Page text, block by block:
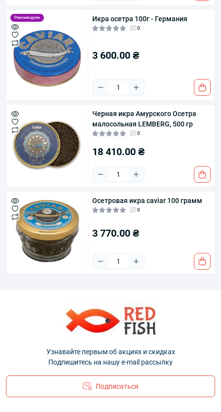
Рекомендуем Икра осетра 100г - Германия
0
3 600.00 ₴
Черная икра Амурского Осетра
малосольная LEMBERG, 500 гр
0
18 410.00 ₴
Осетровая икра caviar 100 грамм
0
3 770.00 ₴
Узнавайте первым об акциях и скидках
Подпишитесь на нашу e-mail рассылку
Подписаться